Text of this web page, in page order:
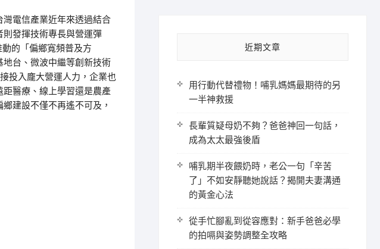
電信產業近年來透過結合
發揮技術專長與營運彈
的「偏鄉寬頻普及方
台、微波中繼等創新技術
投入龐大營運人力，企業也
醫療、線上學習還是農產
建設不僅不再遙不可及，
近期文章
用行動代替禮物！哺乳媽媽最期待的另
一半神救援
長輩質疑母奶不夠？爸爸神回一句話，
成為太太最強後盾
哺乳期半夜餵奶時，老公一句「辛苦
了」不如安靜聽她說話？揭開夫妻溝通
的黃金心法
從手忙腳亂到從容應對：新手爸爸必學
的拍嗝與姿勢調整全攻略